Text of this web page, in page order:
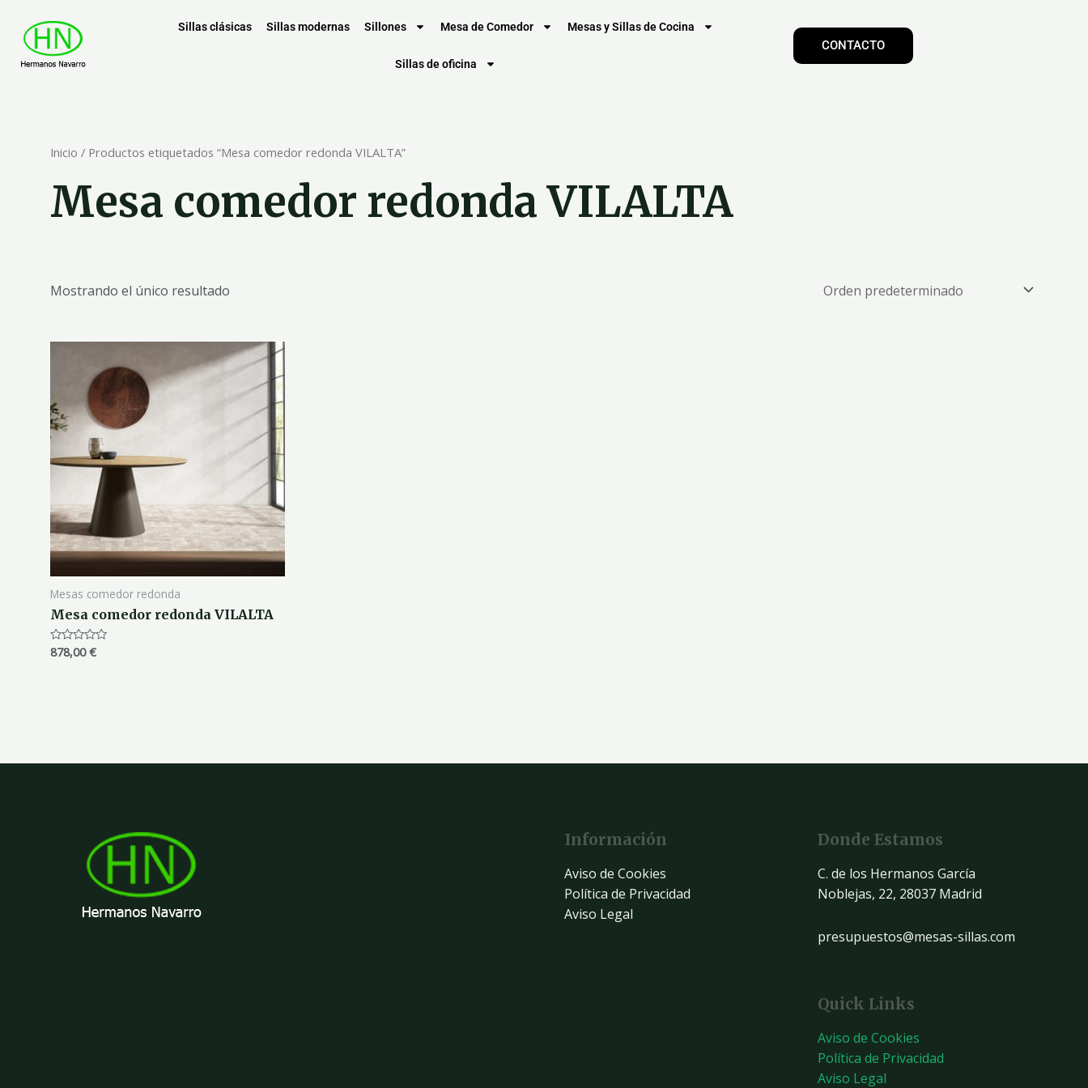
Sillas clásicas Sillas modernas Sillones Mesa de Comedor Mesas y Sillas de Cocina
Sillas de oficina
CONTACTO
Inicio / Productos etiquetados “Mesa comedor redonda VILALTA”
Mesa comedor redonda VILALTA
Mostrando el único resultado
Mesas comedor redonda
Mesa comedor redonda VILALTA
Valorado
878,00€
Información
Aviso de Cookies
Política de Privacidad
Aviso Legal
Donde Estamos
C. de los Hermanos García
Noblejas, 22, 28037 Madrid
presupuestos@mesas-sillas.com
Quick Links
Aviso de Cookies
Política de Privacidad
Aviso Legal